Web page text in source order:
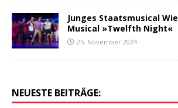
Junges Staatsmusical
Musical »Twelfth Night«
25. November 2024
NEUESTE BEITRÄGE: